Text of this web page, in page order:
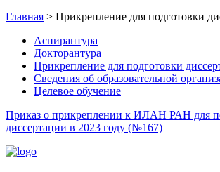
Главная > Прикрепление для подготовки
Аспирантура
Докторантура
Прикрепление для подготовки
Сведения об образовательной
Целевое обучение
Приказ о прикреплении к ИЛАН РАН для
диссертации в 2023 году (№167)